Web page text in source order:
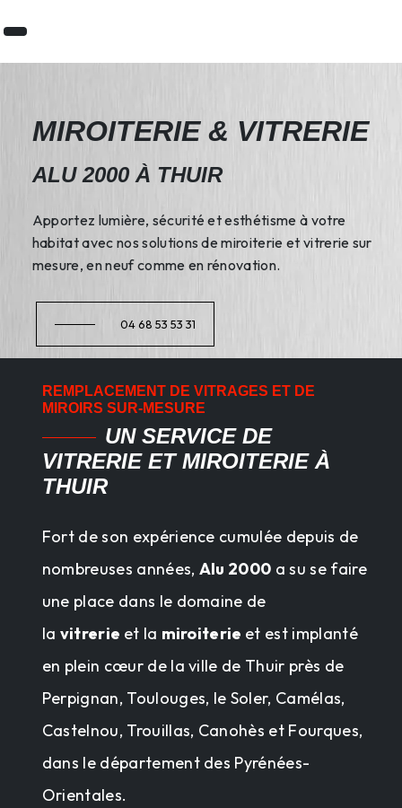
MIROITERIE & VITRERIE
ALU 2000 À THUIR
Apportez lumière, sécurité et esthétisme à votre
habitat avec nos solutions de miroiterie et vitrerie sur
mesure, en neuf comme en rénovation.
04 68 53 53 31
REMPLACEMENT DE VITRAGES ET DE
MIROIRS SUR-MESURE
UN SERVICE DE
VITRERIE ET MIROITERIE À
THUIR
Fort de son expérience cumulée depuis de
nombreuses années, Alu 2000 a su se faire
une place dans le domaine de
la vitrerie et la miroiterie et est implanté
en plein cœur de la ville de Thuir près de
Perpignan, Toulouges, le Soler, Camélas,
Castelnou, Trouillas, Canohès et Fourques,
dans le département des Pyrénées-
Orientales.